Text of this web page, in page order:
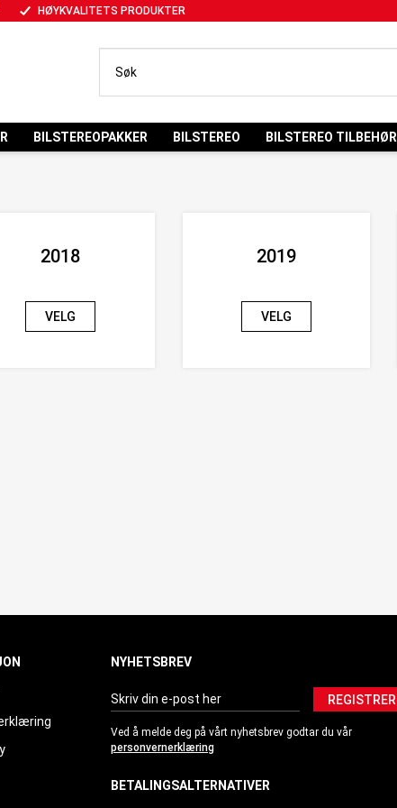
HØYKVALITETS PRODUKTER
BILSTEREOPAKKER BILSTEREO BILSTEREO TILBEHØR
2018
VELG
2019
VELG
NYHETSBREV
REGISTRER
Ved å melde deg på vårt nyhetsbrev godtar du vår
personvernerklæring
BETALINGSALTERNATIVER